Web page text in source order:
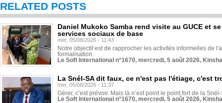
RELATED POSTS
Daniel Mukoko Samba rend visite au GUCE et
services sociaux de base
mer, 05/08/2026 - 11:43
Notre objectif est de rapprocher les activités informelles de
formalisation.
Le Soft International n°1670, mercredi, 5 août 2026,
La Snél-SA dit faux, ce n'est pas l'étiage, c'est
mer, 05/08/2026 - 11:37
Gérer, c’est prévoir. Mais là n’est point le point fort de la
Le Soft International n°1670, mercredi, 5 août 2026,